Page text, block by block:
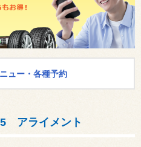
ュー・各種予約
アライメント